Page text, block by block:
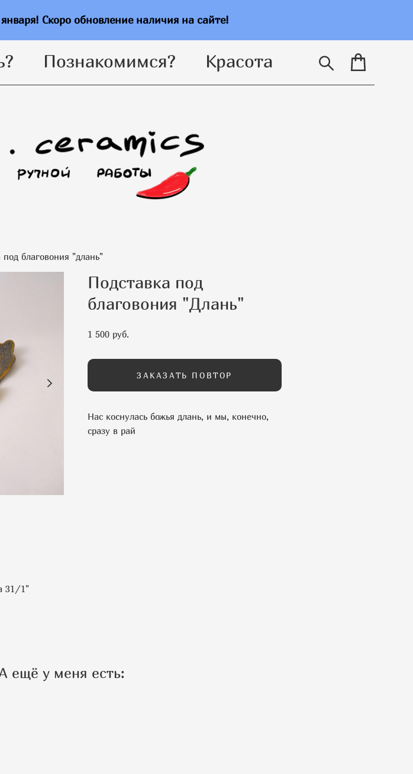
Скоро обновление наличия на сайте!
Познакомимся? Красота
Познакомимся? Красота
под благовония "длань"
Подставка под
благовония "Длань"
1 500 pуб.
ЗАКАЗАТЬ ПОВТОР
Нас коснулась божья длань, и мы, конечно,
сразу в рай
31/1"
ещё у меня есть: